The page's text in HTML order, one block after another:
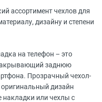
ассортимент чехлов для
дизайну и степени
на телефон – это
заднюю
Прозрачный чехол-
дизайн
накладки или чехлы с